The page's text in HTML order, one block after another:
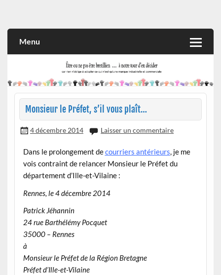
et commerciale
Menu
Monsieur le Préfet, s’il vous plaît…
4 décembre 2014 Laisser un commentaire
Dans le prolongement decourriers antérieurs, je me
vois contraint de relancer Monsieur le Préfet du
département d’Ille-et-Vilaine :
Rennes, le 4 décembre 2014
Patrick Jéhannin
24 rue Barthélémy Pocquet
35000 – Rennes
à
Monsieur le Préfet de la Région Bretagne
Préfet d’Ille-et-Vilaine